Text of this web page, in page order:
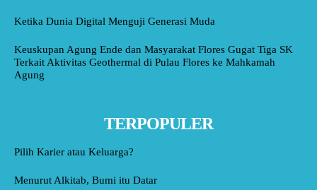
Ketika Dunia Digital Menguji Generasi Muda
Keuskupan Agung Ende dan Masyarakat Flores Gugat Tiga SK
Terkait Aktivitas Geothermal di Pulau Flores ke Mahkamah
Agung
TERPOPULER
Pilih Karier atau Keluarga?
Menurut Alkitab, Bumi itu Datar